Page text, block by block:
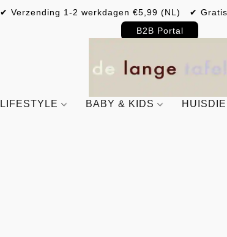
✔ Verzending 1-2 werkdagen €5,99 (NL) ✔
B2B Portal
LIFESTYLE BABY & KIDS